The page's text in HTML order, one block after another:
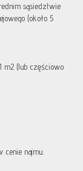
sąsiedztwie
(około 5
m2 (lub częściowo
najmu.